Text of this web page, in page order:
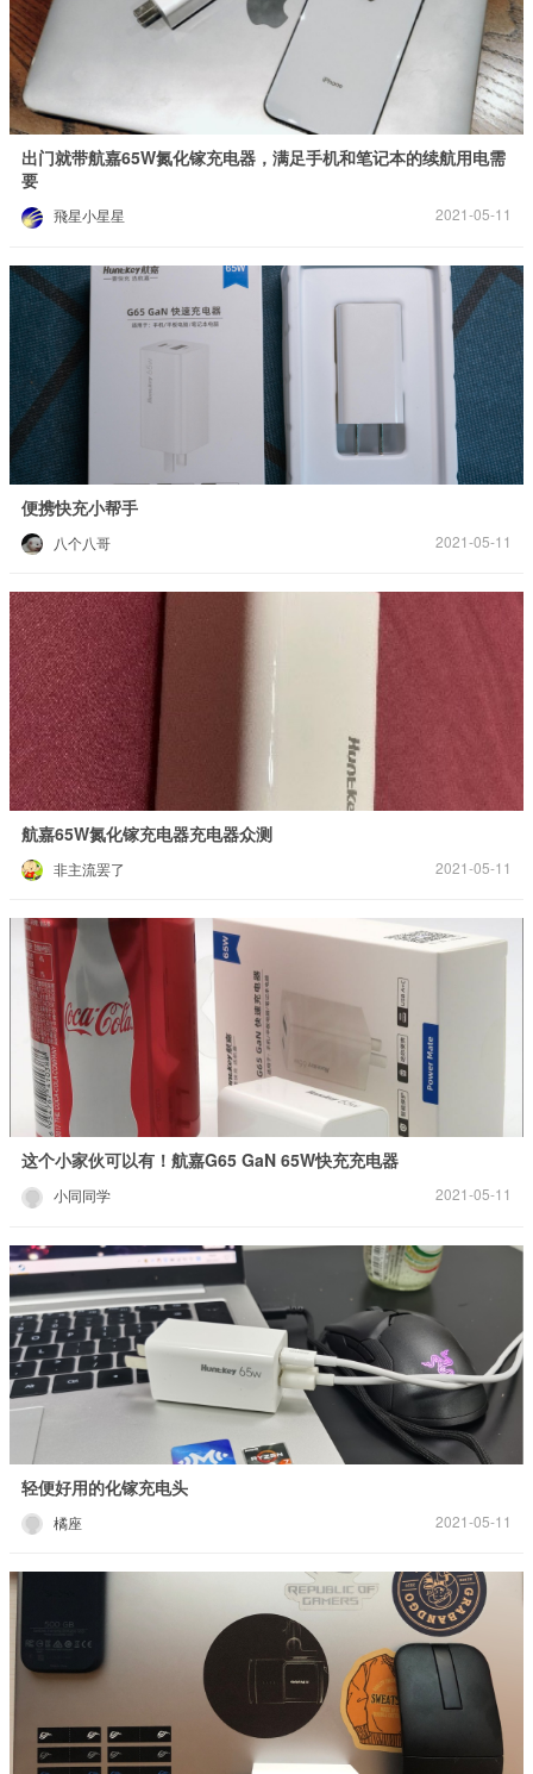
出门就带航嘉65W氮化镓充电器，满足手机和笔记本的续航用电需
要
飛星小星星 2021-05-11
便携快充小帮手
八个八哥 2021-05-11
航嘉65W氮化镓充电器充电器众测
非主流罢了 2021-05-11
这个小家伙可以有！航嘉G65 GaN 65W快充充电器
小同同学 2021-05-11
轻便好用的化镓充电头
橘座 2021-05-11